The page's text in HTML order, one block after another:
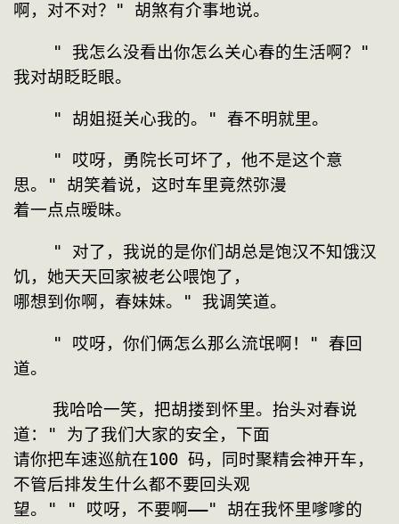
啊，对不对？" 胡煞有介事地说。
我对胡眨眨眼。
    " 胡姐挺关心我的。" 春不明就里。
思。" 胡笑着说，这时车里竟然弥漫
着一点点暧昧。
饥，她天天回家被老公喂饱了，
哪想到你啊，春妹妹。" 我调笑道。
道。
道：" 为了我们大家的安全，下面
请你把车速巡航在100 码，同时聚精会神开车，
不管后排发生什么都不要回头观
望。" " 哎呀，不要啊——" 胡在我怀里嗲嗲的